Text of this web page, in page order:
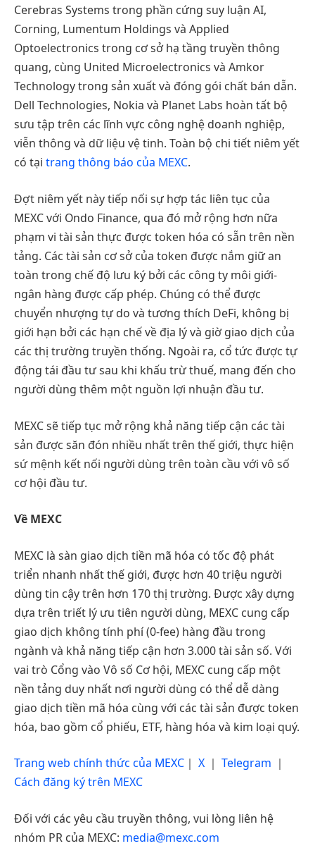
Cerebras Systems trong phần cứng suy luận AI,
Corning, Lumentum Holdings và Applied
Optoelectronics trong cơ sở hạ tầng truyền thông
quang, cùng United Microelectronics và Amkor
Technology trong sản xuất và đóng gói chất bán dẫn.
Dell Technologies, Nokia và Planet Labs hoàn tất bộ
sưu tập trên các lĩnh vực công nghệ doanh nghiệp,
viễn thông và dữ liệu vệ tinh. Toàn bộ chi tiết niêm yết
có tại trang thông báo của MEXC.
Đợt niêm yết này tiếp nối sự hợp tác liên tục của
MEXC với Ondo Finance, qua đó mở rộng hơn nữa
phạm vi tài sản thực được token hóa có sẵn trên nền
tảng. Các tài sản cơ sở của token được nắm giữ an
toàn trong chế độ lưu ký bởi các công ty môi giới-
ngân hàng được cấp phép. Chúng có thể được
chuyển nhượng tự do và tương thích DeFi, không bị
giới hạn bởi các hạn chế về địa lý và giờ giao dịch của
các thị trường truyền thống. Ngoài ra, cổ tức được tự
động tái đầu tư sau khi khấu trừ thuế, mang đến cho
người dùng thêm một nguồn lợi nhuận đầu tư.
MEXC sẽ tiếp tục mở rộng khả năng tiếp cận các tài
sản được săn đón nhiều nhất trên thế giới, thực hiện
sứ mệnh kết nối người dùng trên toàn cầu với vô số
cơ hội đầu tư.
Về MEXC
MEXC là sàn giao dịch tiền mã hóa có tốc độ phát
triển nhanh nhất thế giới, được hơn 40 triệu người
dùng tin cậy trên hơn 170 thị trường. Được xây dựng
dựa trên triết lý ưu tiên người dùng, MEXC cung cấp
giao dịch không tính phí (0-fee) hàng đầu trong
ngành và khả năng tiếp cận hơn 3.000 tài sản số. Với
vai trò Cổng vào Vô số Cơ hội, MEXC cung cấp một
nền tảng duy nhất nơi người dùng có thể dễ dàng
giao dịch tiền mã hóa cùng với các tài sản được token
hóa, bao gồm cổ phiếu, ETF, hàng hóa và kim loại quý.
Trang web chính thức của MEXC ｜ X ｜ Telegram ｜
Cách đăng ký trên MEXC
Đối với các yêu cầu truyền thông, vui lòng liên hệ
nhóm PR của MEXC: media@mexc.com